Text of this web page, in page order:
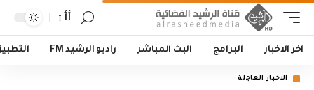
أأ
اخر الاخبار البرامج البث المباشر راديو الرشيد FM
الاخبار العاجلة